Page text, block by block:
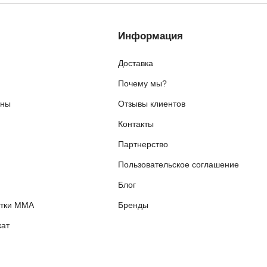
ММА
Информация
Доставка
Почему мы?
Отзывы клиентов
Контакты
Партнерство
Пользовательское соглашение
Блог
Бренды